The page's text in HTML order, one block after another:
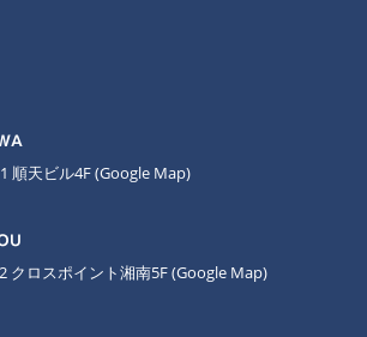
順天ビル4F(Google Map)
クロスポイント湘南5F(Google Map)